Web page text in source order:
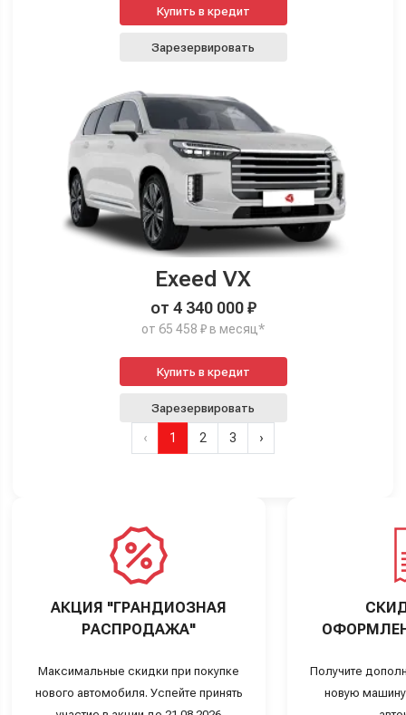
Купить в кредит
Зарезервировать
Exeed VX
от 4 340 000 ₽
от 65 458 ₽ в месяц*
Купить в кредит
Зарезервировать
‹ 1 2 3 ›
АКЦИЯ "ГРАНДИОЗНАЯ
РАСПРОДАЖА"
Максимальные скидки при покупке
нового автомобиля. Успейте принять
Получите
новую